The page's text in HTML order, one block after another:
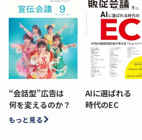
“会話型”広告は
何を変えるのか？
AIに選ばれる
時代のEC
もっと見る